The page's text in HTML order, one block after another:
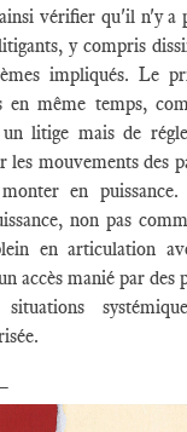
vérifier qu'il n'y a
y compris
impliqués. Le
en même temps,
litige mais de
mouvements des
en puissance.
non pas
en articulation
accès manié par des